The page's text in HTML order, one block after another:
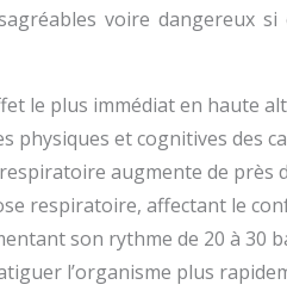
voire dangereux
le plus immédiat en haute
physiques et cognitives des
augmente de
respiratoire, affectant le
son rythme de 20 à 30
l’organisme plus